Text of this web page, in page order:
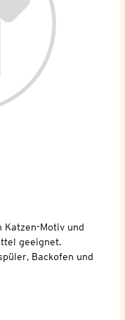
Katzen-Motiv und
geeignet.
Backofen und